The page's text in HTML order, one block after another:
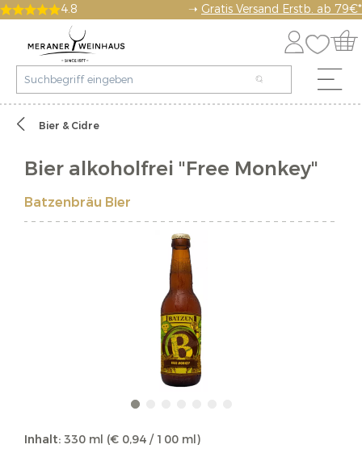
4.8 ➝ Gratis Versand Erstb. ab 79€*
Bier & Cidre
Bier alkoholfrei "Free Monkey"
Batzenbräu Bier
Inhalt: 330 ml (€ 0,94 / 100 ml)